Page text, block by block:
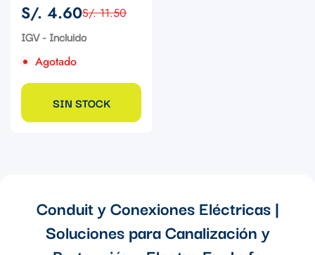
Precio
de
S/. 4.60
Precio
regular
S/. 11.50
IGV - Incluido
Agotado
SIN STOCK
Conduit y Conexiones Eléctricas |
Soluciones para Canalización y